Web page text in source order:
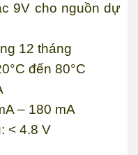
9V cho nguồn dự
12 tháng
đến 80°C
– 180 mA
< 4.8 V